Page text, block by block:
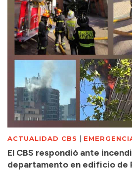
ACTUALIDAD CBS |
El CBS respondió ante
departamento en edificio de